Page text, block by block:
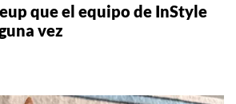
que el equipo de InStyle
vez